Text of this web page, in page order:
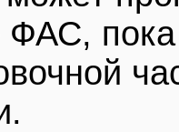
пока